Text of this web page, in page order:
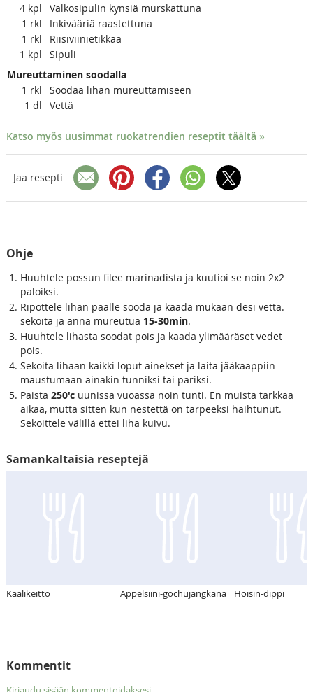
4 kpl
Valkosipulin kynsiä murskattuna
1 rkl
Inkivääriä raastettuna
1 rkl
Riisiviinietikkaa
1 kpl
Sipuli
Mureuttaminen soodalla
1 rkl
Soodaa lihan mureuttamiseen
1 dl Vettä
Katso myös uusimmat ruokatrendien reseptit täältä »
Jaa resepti
Ohje
Huuhtele possun filee marinadista ja kuutioi se noin 2x2
paloiksi.
Ripottele lihan päälle sooda ja kaada mukaan desi vettä.
sekoita ja anna mureutua 15-30min.
Huuhtele lihasta soodat pois ja kaada ylimääräset vedet
pois.
Sekoita lihaan kaikki loput ainekset ja laita jääkaappiin
maustumaan ainakin tunniksi tai pariksi.
Paista 250'cuunissa vuoassa noin tunti. En muista tarkkaa
aikaa, mutta sitten kun nestettä on tarpeeksi haihtunut.
Sekoittele välillä ettei liha kuivu.
Samankaltaisia reseptejä
Kaalikeitto Appelsiini-gochujangkana Hoisin-dippi
Kommentit